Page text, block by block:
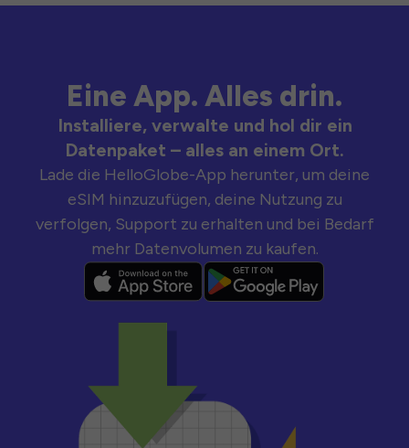
Eine App. Alles drin.
Installiere, verwalte und hol dir ein
Datenpaket – alles an einem Ort.
Lade die HelloGlobe-App herunter, um deine
eSIM hinzuzufügen, deine Nutzung zu
verfolgen, Support zu erhalten und bei Bedarf
mehr Datenvolumen zu kaufen.